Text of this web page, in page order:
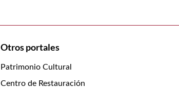
Otros portales
Patrimonio Cultural
Centro de Restauración